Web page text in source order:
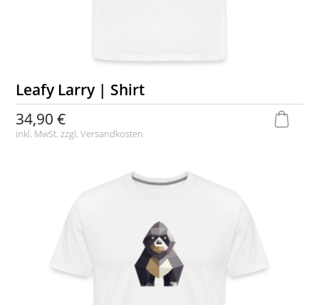
Leafy Larry | Shirt
34,90 €
inkl. MwSt. zzgl.Versandkosten